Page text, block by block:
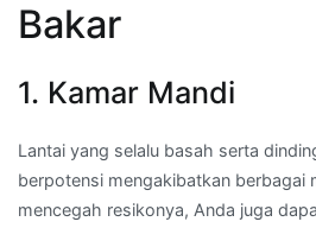
Bakar
1. Kamar Mandi
Lantai yang selalu basah serta
berpotensi mengakibatkan berbagai
mencegah resikonya, Anda juga